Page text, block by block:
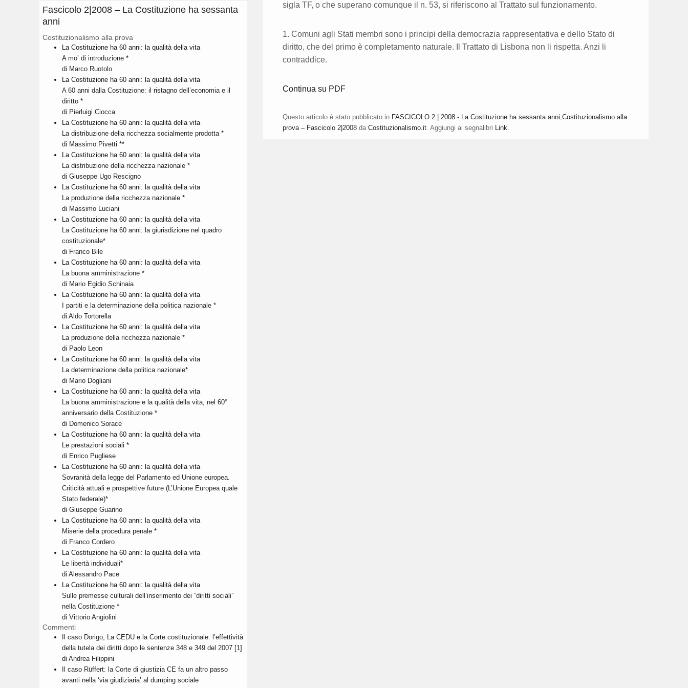
sigla TF, o che superano comunque il n. 53, si riferiscono al Trattato sul funzionamento.
1. Comuni agli Stati membri sono i principi della democrazia rappresentativa e dello Stato di
diritto, che del primo è completamento naturale. Il Trattato di Lisbona non li rispetta. Anzi li
contraddice.
Continua su PDF
Questo articolo è stato pubblicato in FASCICOLO 2 | 2008 - La Costituzione ha sessanta anni Costituzionalismo alla
prova – Fascicolo 2|2008 da Costituzionalismo.it . Aggiungi ai segnalibri Link
Fascicolo 2|2008 – La Costituzione ha sessanta
anni
Costituzionalismo alla prova
La Costituzione ha 60 anni: la qualità della vita
A mo’ di introduzione *
di Marco Ruotolo
La Costituzione ha 60 anni: la qualità della vita
A 60 anni dalla Costituzione: il ristagno dell’economia e il
diritto *
di Pierluigi Ciocca
La Costituzione ha 60 anni: la qualità della vita
La distribuzione della ricchezza socialmente prodotta *
di Massimo Pivetti **
La Costituzione ha 60 anni: la qualità della vita
La distribuzione della ricchezza nazionale *
di Giuseppe Ugo Rescigno
La Costituzione ha 60 anni: la qualità della vita
La produzione della ricchezza nazionale *
di Massimo Luciani
La Costituzione ha 60 anni: la qualità della vita
La Costituzione ha 60 anni: la giurisdizione nel quadro
costituzionale*
di Franco Bile
La Costituzione ha 60 anni: la qualità della vita
La buona amministrazione *
di Mario Egidio Schinaia
La Costituzione ha 60 anni: la qualità della vita
I partiti e la determinazione della politica nazionale *
di Aldo Tortorella
La Costituzione ha 60 anni: la qualità della vita
La produzione della ricchezza nazionale *
di Paolo Leon
La Costituzione ha 60 anni: la qualità della vita
La determinazione della politica nazionale*
di Mario Dogliani
La Costituzione ha 60 anni: la qualità della vita
La buona amministrazione e la qualità della vita, nel 60°
anniversario della Costituzione *
di Domenico Sorace
La Costituzione ha 60 anni: la qualità della vita
Le prestazioni sociali *
di Enrico Pugliese
La Costituzione ha 60 anni: la qualità della vita
Sovranità della legge del Parlamento ed Unione europea.
Criticità attuali e prospettive future (L’Unione Europea quale
Stato federale)*
di Giuseppe Guarino
La Costituzione ha 60 anni: la qualità della vita
Miserie della procedura penale *
di Franco Cordero
La Costituzione ha 60 anni: la qualità della vita
Le libertà individuali*
di Alessandro Pace
La Costituzione ha 60 anni: la qualità della vita
Sulle premesse culturali dell’inserimento dei “diritti sociali”
nella Costituzione *
di Vittorio Angiolini
Commenti
Il caso Dorigo, La CEDU e la Corte costituzionale: l’effettività
della tutela dei diritti dopo le sentenze 348 e 349 del 2007 [1]
di Andrea Filippini
Il caso Rüffert: la Corte di giustizia CE fa un altro passo
avanti nella ‘via giudiziaria’ al dumping sociale